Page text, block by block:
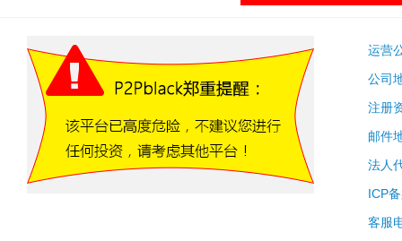
运营
公司
注册
邮件
法人
ICP
客服